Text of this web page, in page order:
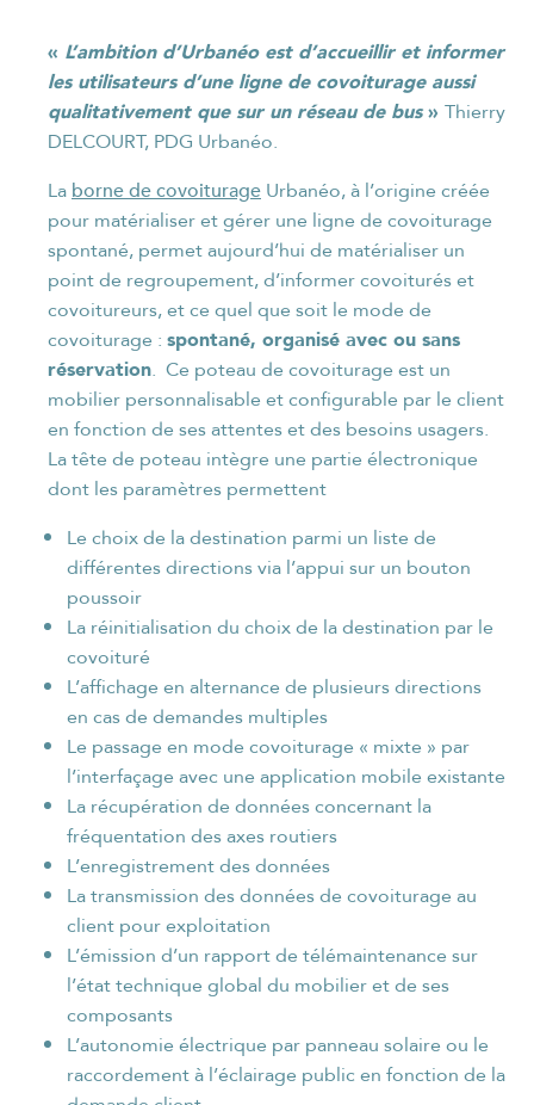
« L’ambition d’Urbanéo est d’accueillir et informer
les utilisateurs d’une ligne de covoiturage aussi
qualitativement que sur un réseau de bus» Thierry
DELCOURT, PDG Urbanéo.
Laborne de covoiturage Urbanéo, à l’origine créée
pour matérialiser et gérer une ligne de covoiturage
spontané, permet aujourd’hui de matérialiser un
point de regroupement, d’informer covoiturés et
covoitureurs, et ce quel que soit le mode de
covoiturage : spontané, organisé avec ou sans
réservation. Ce poteau de covoiturage est un
mobilier personnalisable et configurable par le client
en fonction de ses attentes et des besoins usagers.
La tête de poteau intègre une partie électronique
dont les paramètres permettent
Le choix de la destination parmi un liste de
différentes directions via l’appui sur un bouton
poussoir
La réinitialisation du choix de la destination par le
covoituré
L’affichage en alternance de plusieurs directions
en cas de demandes multiples
Le passage en mode covoiturage « mixte » par
l’interfaçage avec une application mobile existante
La récupération de données concernant la
fréquentation des axes routiers
L’enregistrement des données
La transmission des données de covoiturage au
client pour exploitation
L’émission d’un rapport de télémaintenance sur
l’état technique global du mobilier et de ses
composants
L’autonomie électrique par panneau solaire ou le
raccordement à l’éclairage public en fonction de la